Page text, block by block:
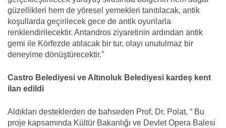
güzellikleri hem de yöresel yemekleri tanıtılacak, antik
koşullarda geçirilecek gece de antik oyunlarla
renklendirilecektir. Antandros ziyaretinin ardından antik
gemi ile Körfezde atılacak bir tur, olayı unutulmaz bir
deneyime dönüştürecektir.”
Castro Belediyesi ve Altınoluk Belediyesi kardeş kent
ilan edildi
Aldıkları desteklerden de bahseden Prof. Dr. Polat, “ Bu
proje kapsamında Kültür Bakanlığı ve Devlet Opera Balesi